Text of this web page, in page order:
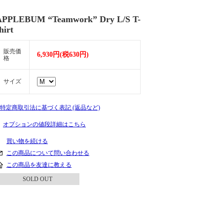
“Teamwork” Dry L/S T-
販売価
格
6,930円(税630円)
サイズ
定商取引法に基づく表記 (返品など)
オプションの値段詳細はこちら
買い物を続ける
この商品について問い合わせる
この商品を友達に教える
SOLD OUT